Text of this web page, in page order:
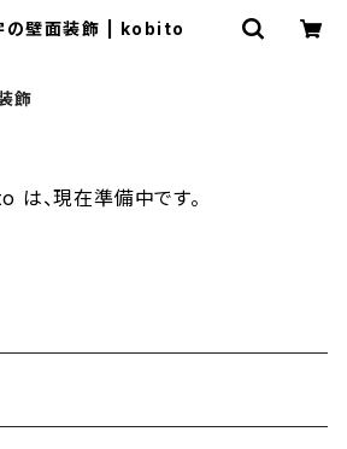
の壁面装飾 | kobito
飾
は、現在準備中です。